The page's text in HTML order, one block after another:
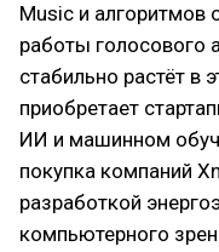
Music и алгоритмов
работы голосового
стабильно растёт в
приобретает
ИИ и машинном
покупка компаний
разработкой
компьютерного